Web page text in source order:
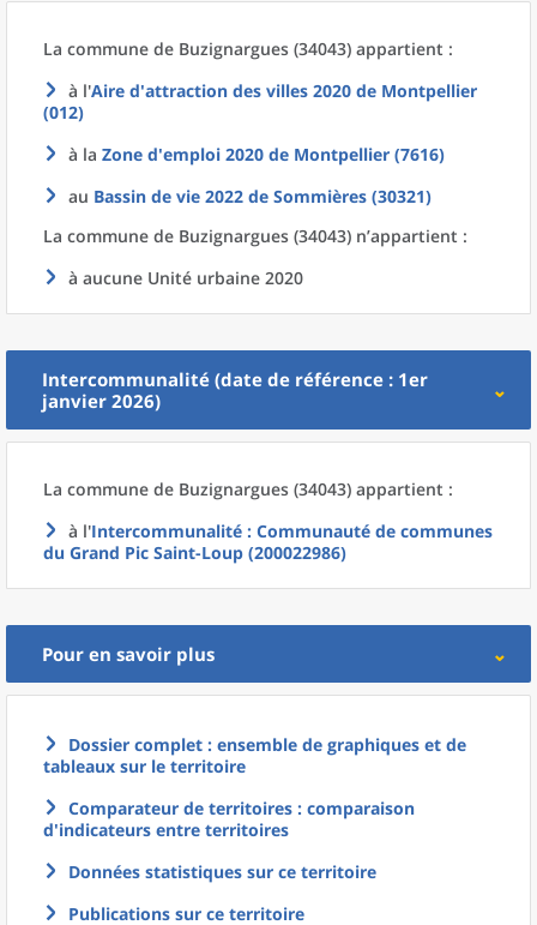
La commune de Buzignargues (34043) appartient :
à l'Aire d'attraction des villes 2020 de Montpellier
(012)
à la Zone d'emploi 2020 de Montpellier (7616)
au Bassin de vie 2022 de Sommières (30321)
La commune de Buzignargues (34043) n’appartient :
à aucune Unité urbaine 2020
Intercommunalité (date de référence : 1er
janvier 2026)
La commune de Buzignargues (34043) appartient :
à l'Intercommunalité : Communauté de communes
du Grand Pic Saint-Loup (200022986)
Pour en savoir plus
Dossier complet : ensemble de graphiques et de
tableaux sur le territoire
Comparateur de territoires : comparaison
d'indicateurs entre territoires
Données statistiques sur ce territoire
Publications sur ce territoire